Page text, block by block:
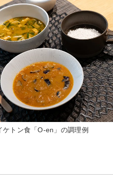
ケトン食「O-en」の調理例